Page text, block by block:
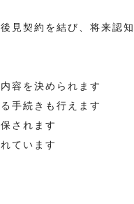
見契約を結び、将来認
容を決められます
手続きも行えます
されます
ています